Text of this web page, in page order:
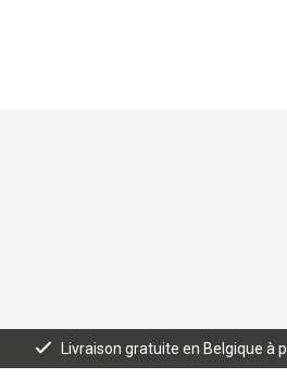
Livraison gratuite en Belgique à